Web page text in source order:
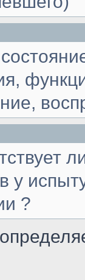
у
?